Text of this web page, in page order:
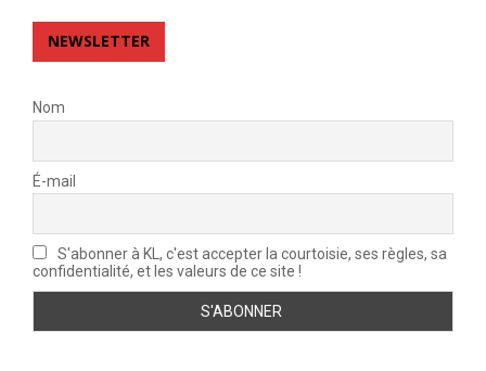
NEWSLETTER
Nom
É-mail
S'abonner à KL, c'est accepter la courtoisie, ses règles, sa
confidentialité, et les valeurs de ce site !